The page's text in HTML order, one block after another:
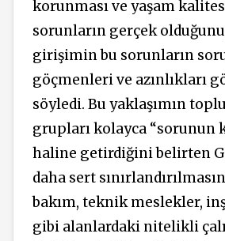
korunması ve yaşam
sorunların gerçek
girişimin bu sorunların
göçmenleri ve azınlıkları
söyledi. Bu yaklaşımın
grupları kolayca “sorunun
haline getirdiğini belirten
daha sert
bakım, teknik meslekler,
gibi alanlardaki nitelikli